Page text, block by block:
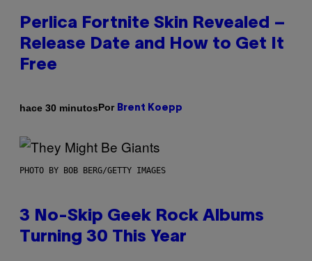
Perlica Fortnite Skin Revealed –
Release Date and How to Get It
Free
hace 30 minutosPor Brent Koepp
PHOTO BY BOB BERG/GETTY IMAGES
3 No-Skip Geek Rock Albums
Turning 30 This Year